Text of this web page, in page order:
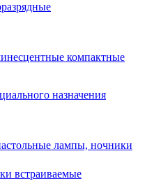
компактные
назначения
лампы, ночники
встраиваемые